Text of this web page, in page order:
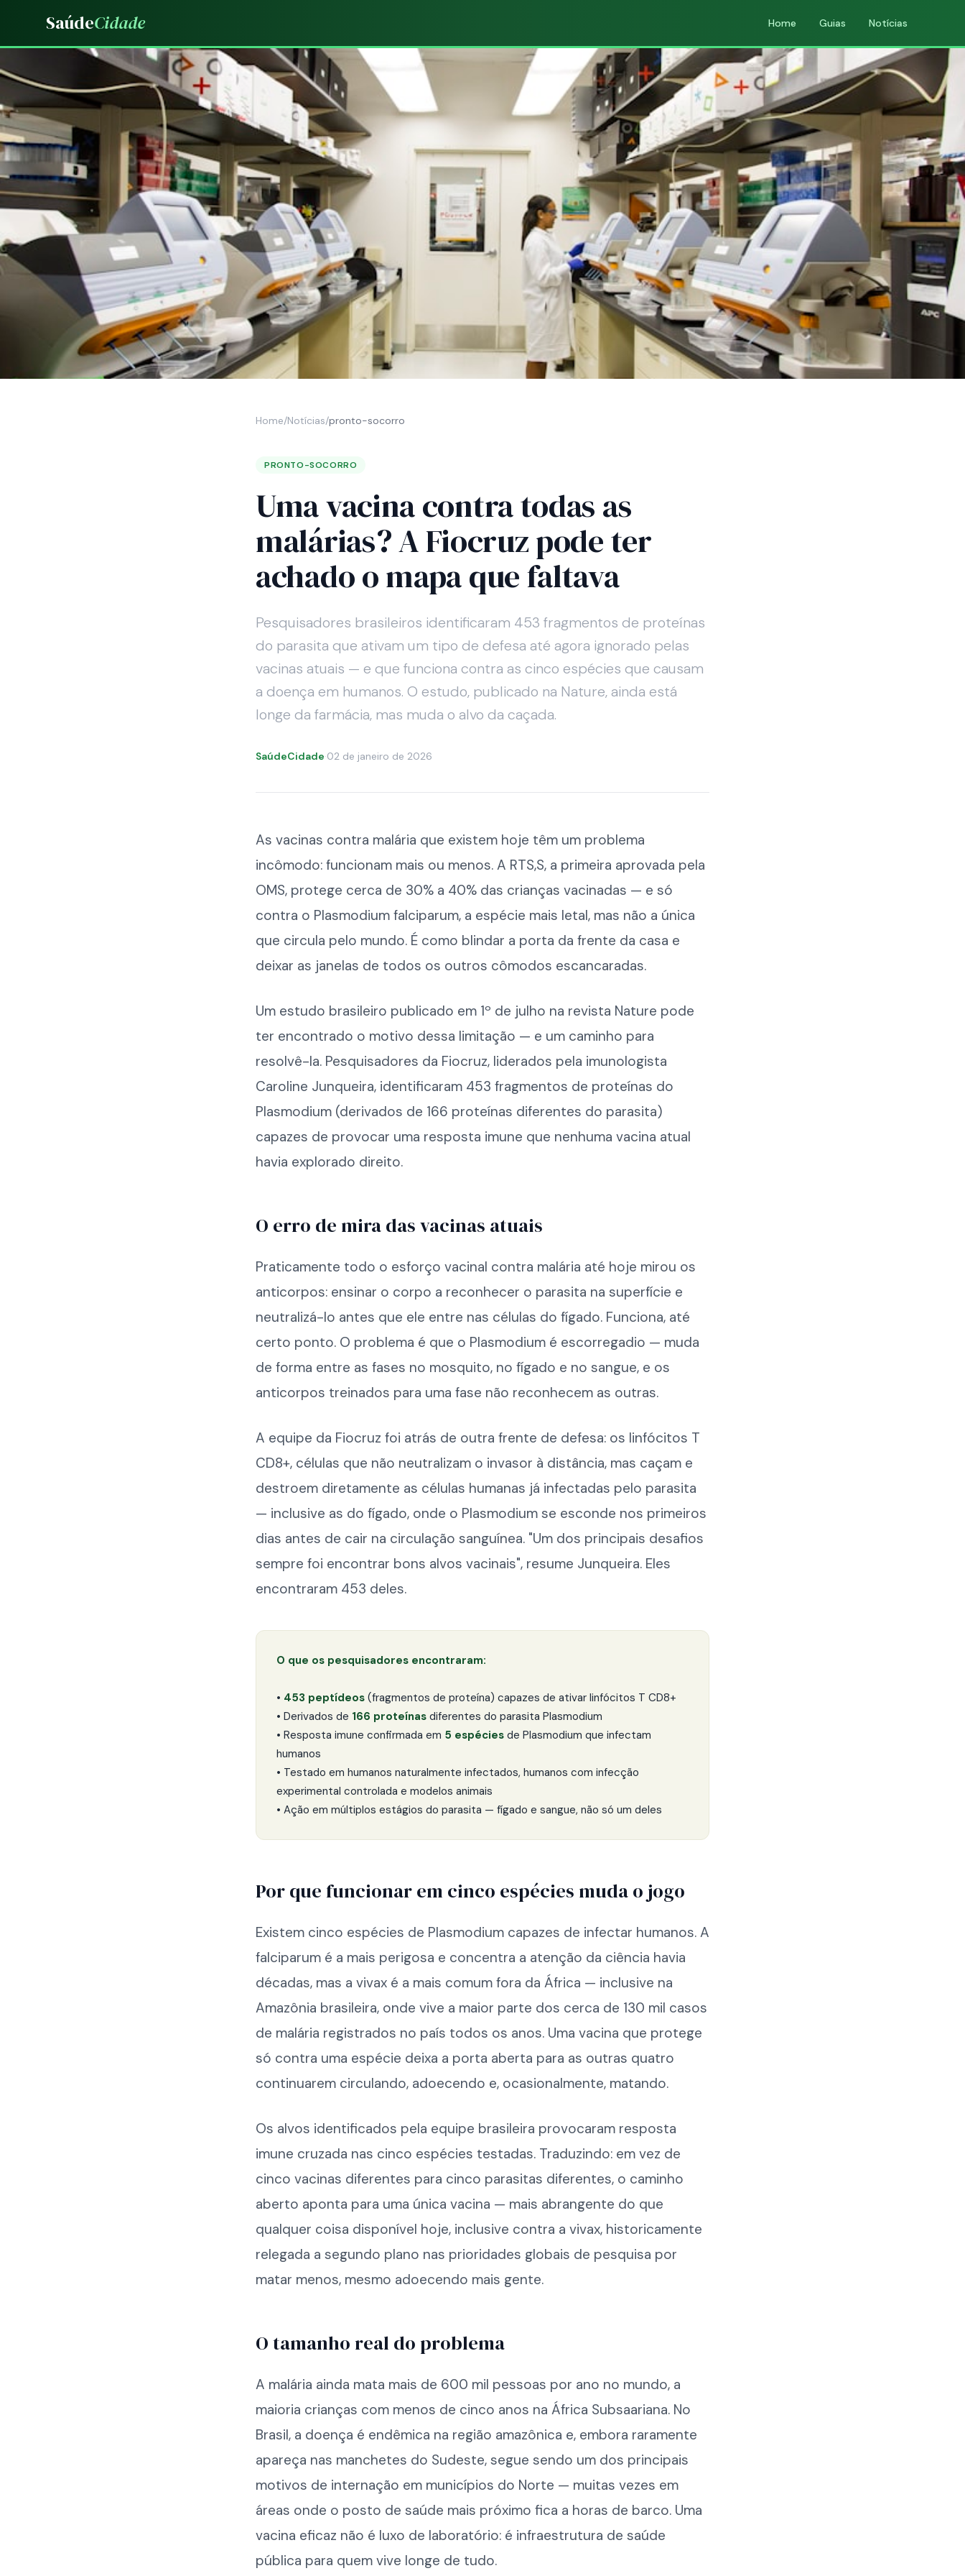
SaúdeCidade Home Guias Notícias
Home/Notícias/pronto-socorro
PRONTO-SOCORRO
Uma vacina contra todas as
malárias? A Fiocruz pode ter
achado o mapa que faltava
Pesquisadores brasileiros identificaram 453 fragmentos de proteínas
do parasita que ativam um tipo de defesa até agora ignorado pelas
vacinas atuais — e que funciona contra as cinco espécies que causam
a doença em humanos. O estudo, publicado na Nature, ainda está
longe da farmácia, mas muda o alvo da caçada.
SaúdeCidade·02 de janeiro de 2026
As vacinas contra malária que existem hoje têm um problema
incômodo: funcionam mais ou menos. A RTS,S, a primeira aprovada pela
OMS, protege cerca de 30% a 40% das crianças vacinadas — e só
contra o Plasmodium falciparum, a espécie mais letal, mas não a única
que circula pelo mundo. É como blindar a porta da frente da casa e
deixar as janelas de todos os outros cômodos escancaradas.
Um estudo brasileiro publicado em 1º de julho na revista Nature pode
ter encontrado o motivo dessa limitação — e um caminho para
resolvê-la. Pesquisadores da Fiocruz, liderados pela imunologista
Caroline Junqueira, identificaram 453 fragmentos de proteínas do
Plasmodium (derivados de 166 proteínas diferentes do parasita)
capazes de provocar uma resposta imune que nenhuma vacina atual
havia explorado direito.
O erro de mira das vacinas atuais
Praticamente todo o esforço vacinal contra malária até hoje mirou os
anticorpos: ensinar o corpo a reconhecer o parasita na superfície e
neutralizá-lo antes que ele entre nas células do fígado. Funciona, até
certo ponto. O problema é que o Plasmodium é escorregadio — muda
de forma entre as fases no mosquito, no fígado e no sangue, e os
anticorpos treinados para uma fase não reconhecem as outras.
A equipe da Fiocruz foi atrás de outra frente de defesa: os linfócitos T
CD8+, células que não neutralizam o invasor à distância, mas caçam e
destroem diretamente as células humanas já infectadas pelo parasita
— inclusive as do fígado, onde o Plasmodium se esconde nos primeiros
dias antes de cair na circulação sanguínea. "Um dos principais desafios
sempre foi encontrar bons alvos vacinais", resume Junqueira. Eles
encontraram 453 deles.
O que os pesquisadores encontraram:
• 453 peptídeos (fragmentos de proteína) capazes de ativar linfócitos T CD8+
• Derivados de 166 proteínas diferentes do parasita Plasmodium
• Resposta imune confirmada em 5 espécies de Plasmodium que infectam
humanos
• Testado em humanos naturalmente infectados, humanos com infecção
experimental controlada e modelos animais
• Ação em múltiplos estágios do parasita — fígado e sangue, não só um deles
Por que funcionar em cinco espécies muda o jogo
Existem cinco espécies de Plasmodium capazes de infectar humanos. A
falciparum é a mais perigosa e concentra a atenção da ciência havia
décadas, mas a vivax é a mais comum fora da África — inclusive na
Amazônia brasileira, onde vive a maior parte dos cerca de 130 mil casos
de malária registrados no país todos os anos. Uma vacina que protege
só contra uma espécie deixa a porta aberta para as outras quatro
continuarem circulando, adoecendo e, ocasionalmente, matando.
Os alvos identificados pela equipe brasileira provocaram resposta
imune cruzada nas cinco espécies testadas. Traduzindo: em vez de
cinco vacinas diferentes para cinco parasitas diferentes, o caminho
aberto aponta para uma única vacina — mais abrangente do que
qualquer coisa disponível hoje, inclusive contra a vivax, historicamente
relegada a segundo plano nas prioridades globais de pesquisa por
matar menos, mesmo adoecendo mais gente.
O tamanho real do problema
A malária ainda mata mais de 600 mil pessoas por ano no mundo, a
maioria crianças com menos de cinco anos na África Subsaariana. No
Brasil, a doença é endêmica na região amazônica e, embora raramente
apareça nas manchetes do Sudeste, segue sendo um dos principais
motivos de internação em municípios do Norte — muitas vezes em
áreas onde o posto de saúde mais próximo fica a horas de barco. Uma
vacina eficaz não é luxo de laboratório: é infraestrutura de saúde
pública para quem vive longe de tudo.